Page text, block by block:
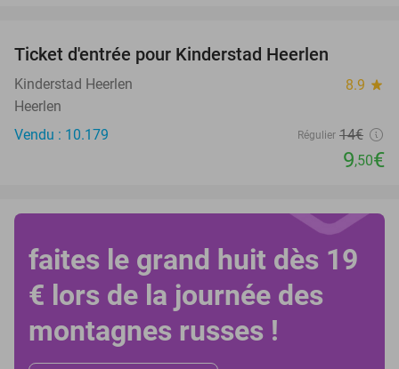
Ticket d'entrée pour Kinderstad Heerlen
Kinderstad Heerlen 8.9 star
Heerlen
Vendu : 10.179
Régulier 14€
9,50€
faites le grand huit dès 19
€ lors de la journée des
montagnes russes !